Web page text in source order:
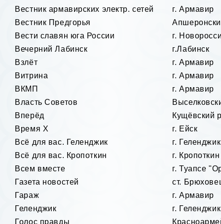
Вестник армавирских электр. сетей
г. Армавир
Вестник Предгорья
Вести славян юга России
г.
Вечерний Лабинск
г.Лабинск
Взлёт
г. Армавир
Витрина
г. Армавир
ВКМП
г. Армавир
Власть Советов
Вперёд
Кущёвский
Время X
г. Ейск
Всё для вас. Геленджик
г. Геленджик
Всё для вас. Кропоткин
г. Кропоткин
Всем вместе
г. Туапсе
Газета новостей
ст.
Гараж
г. Армавир
Геленджик
г. Геленджик
Голос правды